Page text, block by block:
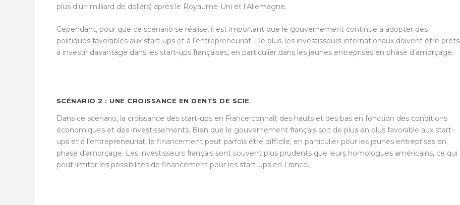
plus d’un milliard de dollars) après le Royaume-Uni et l’Allemagne.
Cependant, pour que ce scénario se réalise, il est important que le gouvernement continue à adopter des
politiques favorables aux start-ups et à l’entrepreneuriat. De plus, les investisseurs internationaux doivent être prêts
à investir davantage dans les start-ups françaises, en particulier dans les jeunes entreprises en phase d’amorçage.
SCÉNARIO 2 : UNE CROISSANCE EN DENTS DE SCIE
Dans ce scénario, la croissance des start-ups en France connaît des hauts et des bas en fonction des conditions
économiques et des investissements. Bien que le gouvernement français soit de plus en plus favorable aux start-
ups et à l’entrepreneuriat, le financement peut parfois être difficile, en particulier pour les jeunes entreprises en
phase d’amorçage. Les investisseurs français sont souvent plus prudents que leurs homologues américains, ce qui
peut limiter les possibilités de financement pour les start-ups en France.